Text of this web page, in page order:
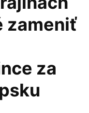
zameniť
za